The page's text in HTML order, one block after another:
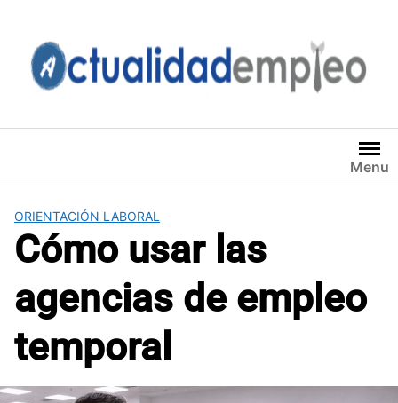
contenido
Menu
ORIENTACIÓN LABORAL
Cómo usar las
agencias de empleo
temporal